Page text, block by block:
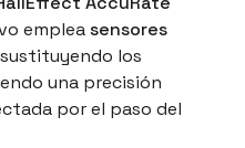
empleasensores
los
una precisión
por el paso del